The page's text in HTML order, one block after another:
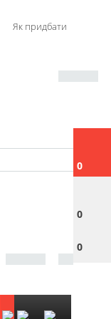
Як придбати
0
0
0